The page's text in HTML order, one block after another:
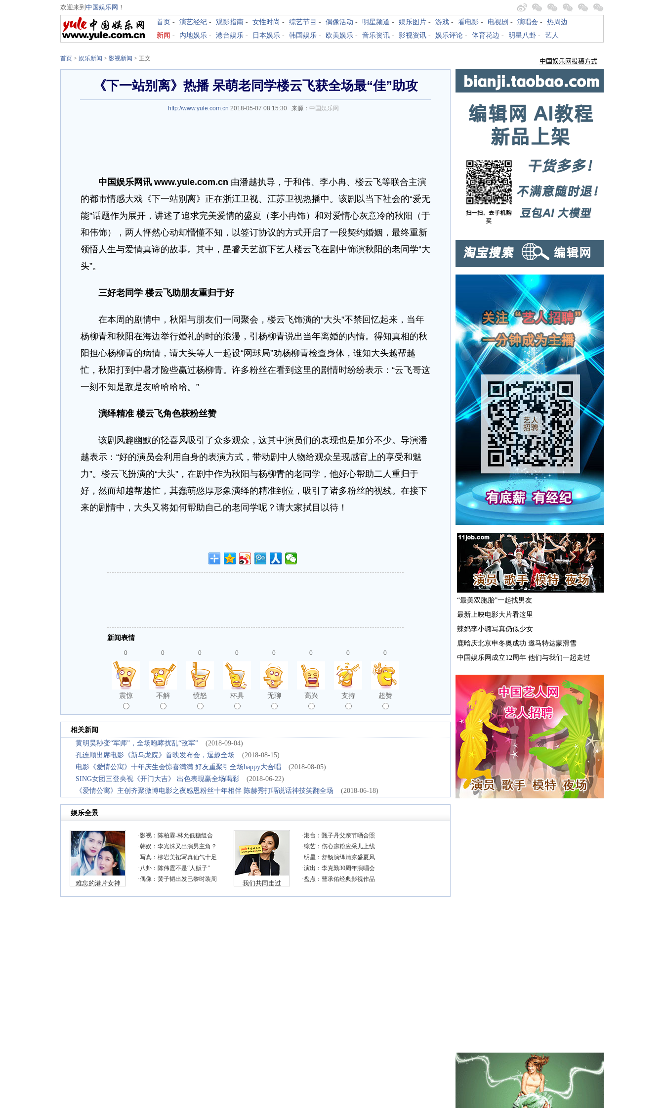
欢迎来到 中国娱乐网 ！
首页 - 演艺经纪 - 观影指南 - 女性时尚 - 综艺节目 - 偶像活动 - 明星频道 - 娱乐图片 - 游戏 - 看电影 - 电视剧 - 演唱会 - 热周边
新闻 - 内地娱乐 - 港台娱乐 - 日本娱乐 - 韩国娱乐 - 欧美娱乐 - 音乐资讯 - 影视资讯 - 娱乐评论 - 体育花边 - 明星八卦 - 艺人
首页 > 娱乐新闻 > 影视新闻 > 正文
《下一站别离》热播 呆萌老同学楼云飞获全场最“佳”助攻
http://www.yule.com.cn 2018-05-07 08:15:30 来源： 中国娱乐网
中国娱乐网讯 www.yule.com.cn 由潘越执导，于和伟、李小冉、楼云飞等联合主演
的都市情感大戏《下一站别离》正在浙江卫视、江苏卫视热播中。该剧以当下社会的“爱无
能”话题作为展开，讲述了追求完美爱情的盛夏（李小冉饰）和对爱情心灰意冷的秋阳（于
和伟饰），两人怦然心动却懵懂不知，以签订协议的方式开启了一段契约婚姻，最终重新
领悟人生与爱情真谛的故事。其中，星睿天艺旗下艺人楼云飞在剧中饰演秋阳的老同学“大
头”。
三好老同学 楼云飞助朋友重归于好
在本周的剧情中，秋阳与朋友们一同聚会，楼云飞饰演的“大头”不禁回忆起来，当年
杨柳青和秋阳在海边举行婚礼的时的浪漫，引杨柳青说出当年离婚的内情。得知真相的秋
阳担心杨柳青的病情，请大头等人一起设“网球局”劝杨柳青检查身体，谁知大头越帮越
忙，秋阳打到中暑才险些赢过杨柳青。许多粉丝在看到这里的剧情时纷纷表示：“云飞哥这
一刻不知是敌是友哈哈哈哈。”
演绎精准 楼云飞角色获粉丝赞
该剧风趣幽默的轻喜风吸引了众多观众，这其中演员们的表现也是加分不少。导演潘
越表示：“好的演员会利用自身的表演方式，带动剧中人物给观众呈现感官上的享受和魅
力”。楼云飞扮演的“大头”，在剧中作为秋阳与杨柳青的老同学，他好心帮助二人重归于
好，然而却越帮越忙，其蠢萌憨厚形象演绎的精准到位，吸引了诸多粉丝的视线。在接下
来的剧情中，大头又将如何帮助自己的老同学呢？请大家拭目以待！
新闻表情
0
震惊
0
不解
0
愤怒
0
杯具
0
无聊
0
高兴
0
支持
0
超赞
相关新闻
黄明昊秒变“军师”，全场咆哮扰乱“敌军”
(2018-09-04)
孔连顺出席电影《新乌龙院》首映发布会，逗趣全场
(2018-08-15)
电影《爱情公寓》十年庆生会惊喜满满 好友重聚引全场happy大合唱
(2018-08-05)
SING女团三登央视《开门大吉》 出色表现赢全场喝彩
(2018-06-22)
《爱情公寓》主创齐聚微博电影之夜感恩粉丝十年相伴 陈赫秀打嗝说话神技笑翻全场
(2018-06-18)